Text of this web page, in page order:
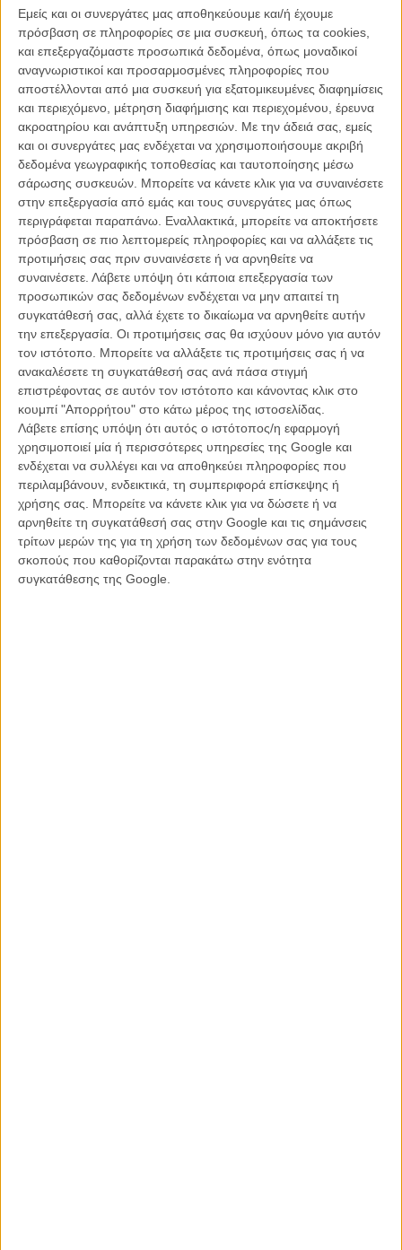
Εμείς και οι συνεργάτες μας αποθηκεύουμε και/ή έχουμε
πρόσβαση σε πληροφορίες σε μια συσκευή, όπως τα cookies,
και επεξεργαζόμαστε προσωπικά δεδομένα, όπως μοναδικοί
αναγνωριστικοί και προσαρμοσμένες πληροφορίες που
αποστέλλονται από μια συσκευή για εξατομικευμένες διαφημίσεις
και περιεχόμενο, μέτρηση διαφήμισης και περιεχομένου, έρευνα
ακροατηρίου και ανάπτυξη υπηρεσιών. Με την άδειά σας, εμείς
και οι συνεργάτες μας ενδέχεται να χρησιμοποιήσουμε ακριβή
δεδομένα γεωγραφικής τοποθεσίας και ταυτοποίησης μέσω
σάρωσης συσκευών. Μπορείτε να κάνετε κλικ για να συναινέσετε
στην επεξεργασία από εμάς και τους συνεργάτες μας όπως
περιγράφεται παραπάνω. Εναλλακτικά, μπορείτε να αποκτήσετε
πρόσβαση σε πιο λεπτομερείς πληροφορίες και να αλλάξετε τις
προτιμήσεις σας πριν συναινέσετε ή να αρνηθείτε να
συναινέσετε. Λάβετε υπόψη ότι κάποια επεξεργασία των
προσωπικών σας δεδομένων ενδέχεται να μην απαιτεί τη
συγκατάθεσή σας, αλλά έχετε το δικαίωμα να αρνηθείτε αυτήν
την επεξεργασία. Οι προτιμήσεις σας θα ισχύουν μόνο για αυτόν
τον ιστότοπο. Μπορείτε να αλλάξετε τις προτιμήσεις σας ή να
ανακαλέσετε τη συγκατάθεσή σας ανά πάσα στιγμή
επιστρέφοντας σε αυτόν τον ιστότοπο και κάνοντας κλικ στο
κουμπί "Απορρήτου" στο κάτω μέρος της ιστοσελίδας.
Λάβετε επίσης υπόψη ότι αυτός ο ιστότοπος/η εφαρμογή
χρησιμοποιεί μία ή περισσότερες υπηρεσίες της Google και
ενδέχεται να συλλέγει και να αποθηκεύει πληροφορίες που
περιλαμβάνουν, ενδεικτικά, τη συμπεριφορά επίσκεψης ή
χρήσης σας. Μπορείτε να κάνετε κλικ για να δώσετε ή να
αρνηθείτε τη συγκατάθεσή σας στην Google και τις σημάνσεις
τρίτων μερών της για τη χρήση των δεδομένων σας για τους
σκοπούς που καθορίζονται παρακάτω στην ενότητα
συγκατάθεσης της Google.
Τρίερ... σκιαχτικά, του Μάικλ Μουρ ερευνητικά, του Βέρνερ Χέρτζογκ
αναπάντεχα παραδοσιακά, του Μπαζ Λούρμαν... μουσικά και του
Γουες Αντερσον πιο ποπ και από το ίδιο το πνεύμα των γιορτών.
Δείτε παρακάτω πως θα σκηνοθετούσαν τα Χριστούγεννα μεγάλοι
δημιουργοί έτσι όπως τα οραματίστηκε η θεατρική ομάδα από το
Οντάριο Suitcase in Point και η εταιρεία παραγωγής Fourgournds
Μερικά από αυτά είναι πραγματικά χαριτωμένα: